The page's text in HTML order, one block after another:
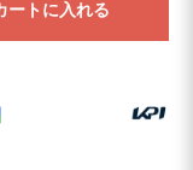
ートに入れる